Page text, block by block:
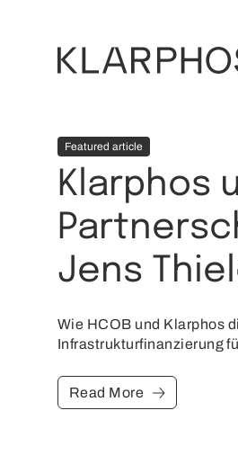
Featured article
Klarphos
Jens
Wie HCOB und Klarphos
Infrastrukturfinanzierung
Read More